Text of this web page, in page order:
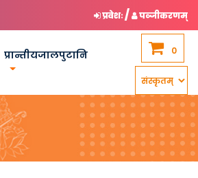
प्रवेशः/ पञ्जीकरणम्
प्रान्तीयजालपुटानि 0